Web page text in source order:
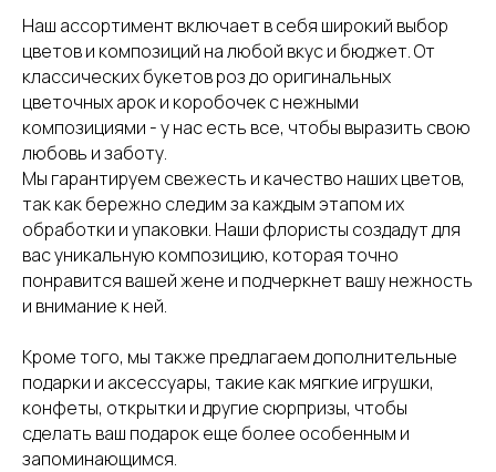
Наш ассортимент включает в себя широкий выбор
цветов и композиций на любой вкус и бюджет. От
классических букетов роз до оригинальных
цветочных арок и коробочек с нежными
композициями - у нас есть все, чтобы выразить свою
любовь и заботу.
Мы гарантируем свежесть и качество наших цветов,
так как бережно следим за каждым этапом их
обработки и упаковки. Наши флористы создадут для
вас уникальную композицию, которая точно
понравится вашей жене и подчеркнет вашу нежность
и внимание к ней.
Кроме того, мы также предлагаем дополнительные
подарки и аксессуары, такие как мягкие игрушки,
конфеты, открытки и другие сюрпризы, чтобы
сделать ваш подарок еще более особенным и
запоминающимся.